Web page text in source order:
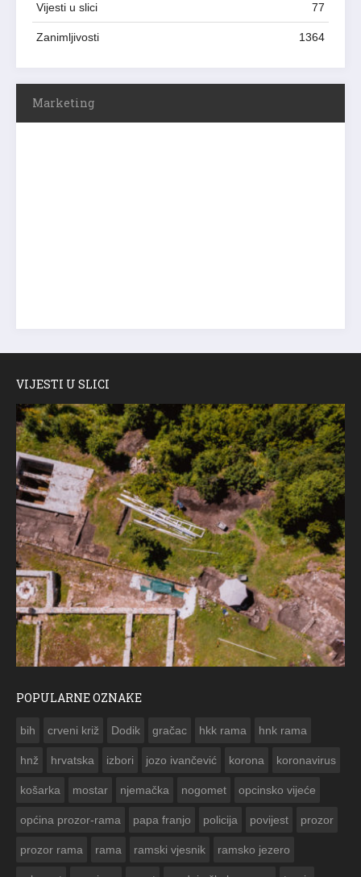
Vijesti u slici 77
Zanimljivosti 1364
Marketing
VIJESTI U SLICI
POPULARNE OZNAKE
bih crveni križ Dodik gračac hkk rama hnk rama
hnž hrvatska izbori jozo ivančević korona koronavirus
košarka mostar njemačka nogomet opcinsko vijeće
općina prozor-rama papa franjo policija povijest prozor
prozor rama rama ramski vjesnik ramsko jezero